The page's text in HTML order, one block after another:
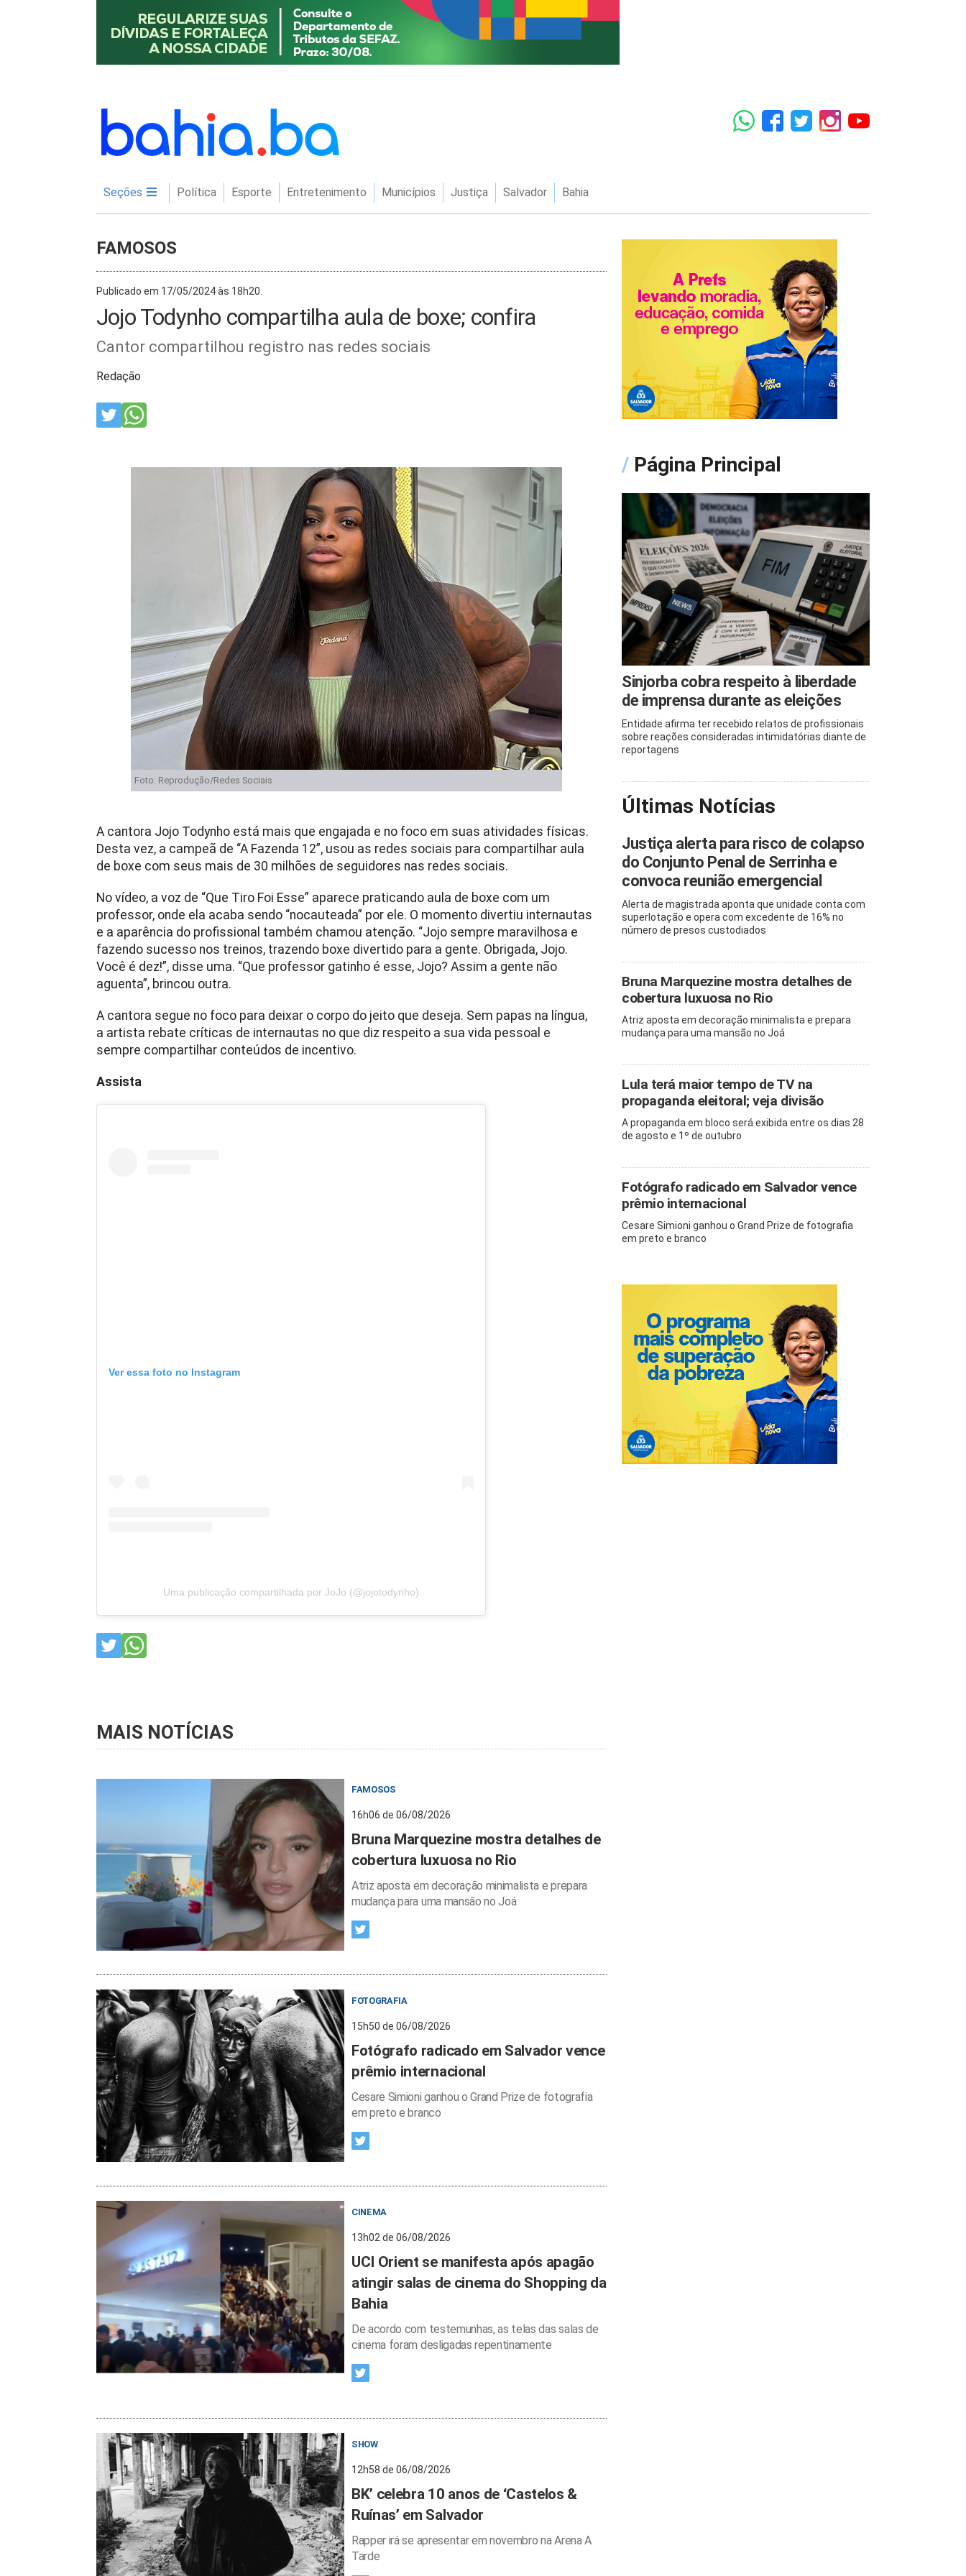
Seções Política Esporte Entretenimento Municípios Justiça Salvador Bahia
FAMOSOS
Publicado em 17/05/2024 às 18h20.
Jojo Todynho compartilha aula de boxe; confira
Cantor compartilhou registro nas redes sociais
Redação
Foto: Reprodução/Redes Sociais
A cantora Jojo Todynho está mais que engajada e no foco em suas atividades físicas.
Desta vez, a campeã de “A Fazenda 12”, usou as redes sociais para compartilhar aula
de boxe com seus mais de 30 milhões de seguidores nas redes sociais.
No vídeo, a voz de “Que Tiro Foi Esse” aparece praticando aula de boxe com um
professor, onde ela acaba sendo “nocauteada” por ele. O momento divertiu internautas
e a aparência do profissional também chamou atenção. “Jojo sempre maravilhosa e
fazendo sucesso nos treinos, trazendo boxe divertido para a gente. Obrigada, Jojo.
Você é dez!”, disse uma. “Que professor gatinho é esse, Jojo? Assim a gente não
aguenta”, brincou outra.
A cantora segue no foco para deixar o corpo do jeito que deseja. Sem papas na língua,
a artista rebate críticas de internautas no que diz respeito a sua vida pessoal e
sempre compartilhar conteúdos de incentivo.
Assista
Ver essa foto no Instagram
Uma publicação compartilhada por JoJo (@jojotodynho)
MAIS NOTÍCIAS
FAMOSOS
16h06 de 06/08/2026
Bruna Marquezine mostra detalhes de
cobertura luxuosa no Rio
Atriz aposta em decoração minimalista e prepara
mudança para uma mansão no Joá
FOTOGRAFIA
15h50 de 06/08/2026
Fotógrafo radicado em Salvador vence
prêmio internacional
Cesare Simioni ganhou o Grand Prize de fotografia
em preto e branco
CINEMA
13h02 de 06/08/2026
UCI Orient se manifesta após apagão
atingir salas de cinema do Shopping da
Bahia
De acordo com testemunhas, as telas das salas de
cinema foram desligadas repentinamente
SHOW
12h58 de 06/08/2026
BK’ celebra 10 anos de ‘Castelos &
Ruínas’ em Salvador
Rapper irá se apresentar em novembro na Arena A
Tarde
/ Página Principal
Sinjorba cobra respeito à liberdade
de imprensa durante as eleições
Entidade afirma ter recebido relatos de profissionais
sobre reações consideradas intimidatórias diante de
reportagens
Últimas Notícias
Justiça alerta para risco de colapso
do Conjunto Penal de Serrinha e
convoca reunião emergencial
Alerta de magistrada aponta que unidade conta com
superlotação e opera com excedente de 16% no
número de presos custodiados
Bruna Marquezine mostra detalhes de
cobertura luxuosa no Rio
Atriz aposta em decoração minimalista e prepara
mudança para uma mansão no Joá
Lula terá maior tempo de TV na
propaganda eleitoral; veja divisão
A propaganda em bloco será exibida entre os dias 28
de agosto e 1º de outubro
Fotógrafo radicado em Salvador vence
prêmio internacional
Cesare Simioni ganhou o Grand Prize de fotografia
em preto e branco